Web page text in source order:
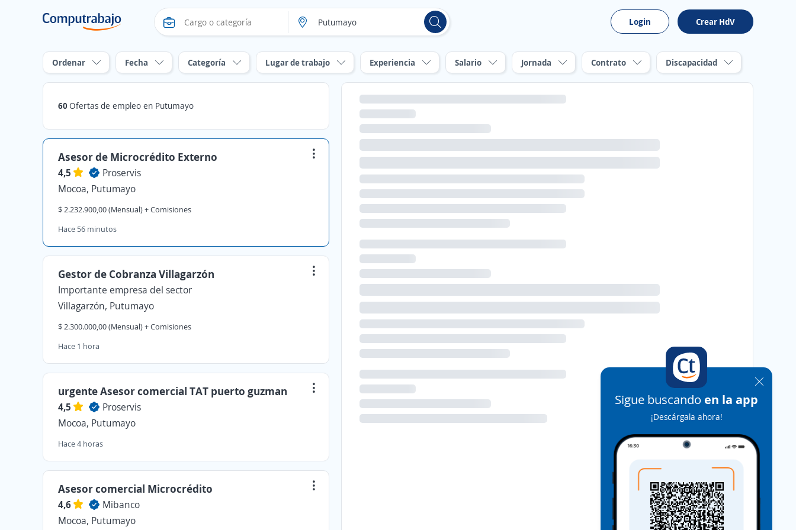
Login Crear HdV
Ordenar Fecha Categoría Lugar de trabajo Experiencia Salario Jornada Contrato Discapacidad
60 Ofertas de empleo en Putumayo
Asesor de Microcrédito Externo
4,5
Proservis
Mocoa, Putumayo
$ 2.232.900,00 (Mensual) + Comisiones
Hace 56 minutos
Gestor de Cobranza Villagarzón
Importante empresa del sector
Villagarzón, Putumayo
$ 2.300.000,00 (Mensual) + Comisiones
Hace 1 hora
urgente Asesor comercial TAT puerto guzman
4,5
Proservis
Mocoa, Putumayo
Hace 4 horas
Asesor comercial Microcrédito
4,6
Mibanco
Mocoa, Putumayo
Sigue buscando en la app
¡Descárgala ahora!